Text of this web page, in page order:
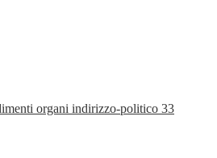
organi indirizzo-politico 33